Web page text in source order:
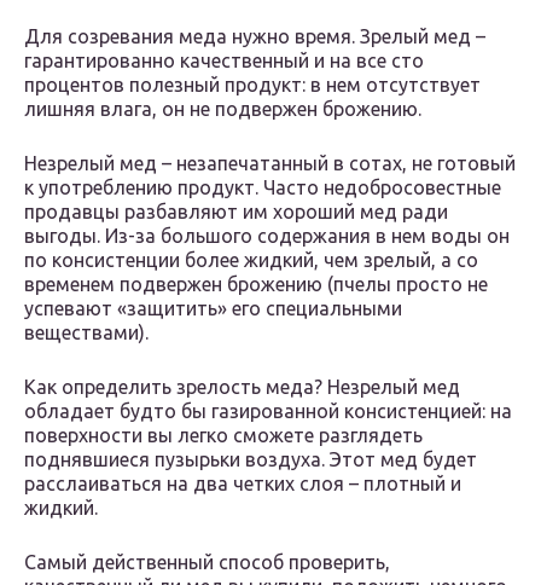
Для созревания меда нужно время. Зрелый мед –
гарантированно качественный и на все сто
процентов полезный продукт: в нем отсутствует
лишняя влага, он не подвержен брожению.
Незрелый мед – незапечатанный в сотах, не готовый
к употреблению продукт. Часто недобросовестные
продавцы разбавляют им хороший мед ради
выгоды. Из-за большого содержания в нем воды он
по консистенции более жидкий, чем зрелый, а со
временем подвержен брожению (пчелы просто не
успевают «защитить» его специальными
веществами).
Как определить зрелость меда? Незрелый мед
обладает будто бы газированной консистенцией: на
поверхности вы легко сможете разглядеть
поднявшиеся пузырьки воздуха. Этот мед будет
расслаиваться на два четких слоя – плотный и
жидкий.
Самый действенный способ проверить,